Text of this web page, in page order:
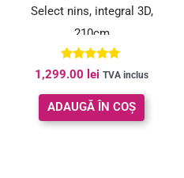
Select nins, integral 3D,
210cm
Evaluat la
5.00
din 5
1,299.00 lei TVA inclus
ADAUGĂ ÎN COȘ